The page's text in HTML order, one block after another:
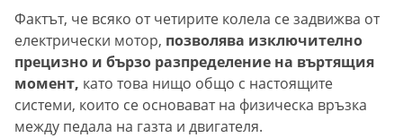
Фактът, че всяко от четирите колела се задвижва от
електрически мотор, позволява изключително
прецизно и бързо разпределение на въртящия
момент, като това нищо общо с настоящите
системи, които се основават на физическа връзка
между педала на газта и двигателя.